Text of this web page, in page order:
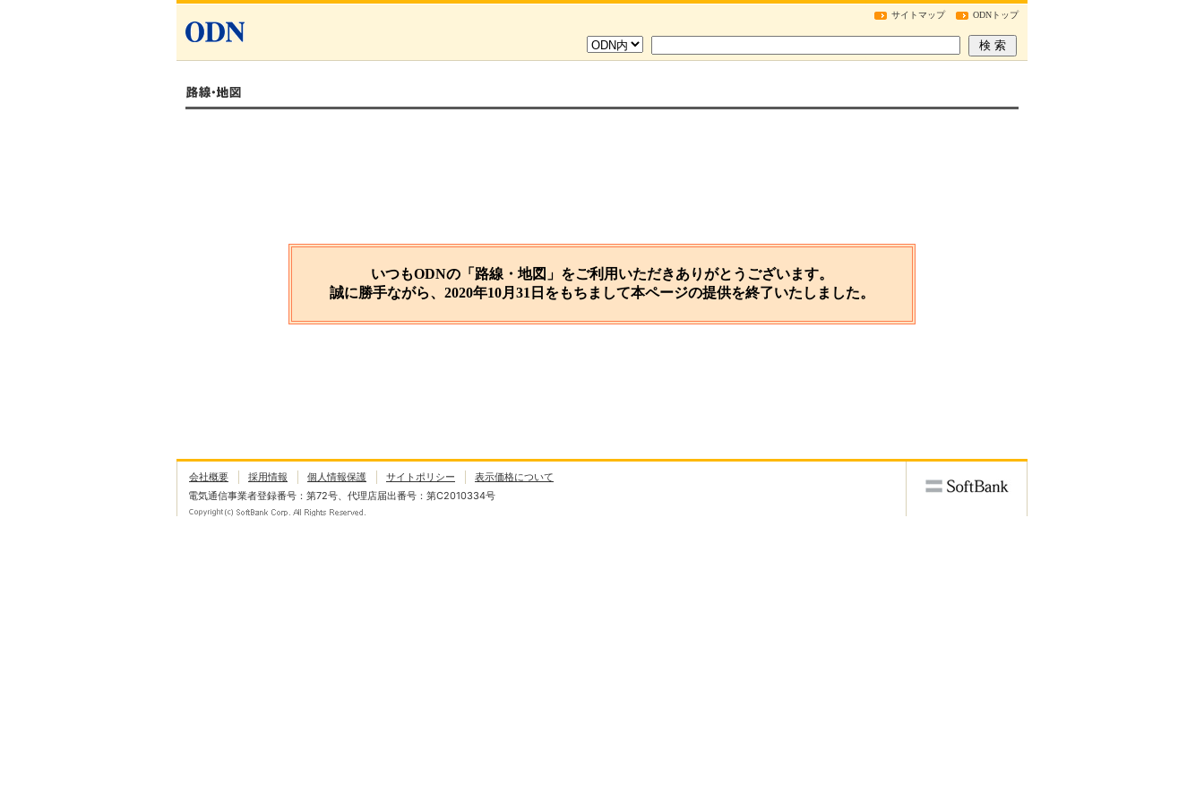
サイトマップ ODNトップ
いつもODNの「路線・地図」をご利用いただきありがとうございます。
誠に勝手ながら、2020年10月31日をもちまして本ページの提供を終了いたしました。
会社概要 採用情報 個人情報保護 サイトポリシー
表示価格について
電気通信事業者登録番号：第72号、代理店届出番号：第C2010334号